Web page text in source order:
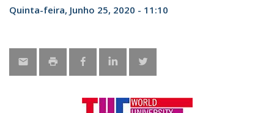
Quinta-feira, Junho 25, 2020 - 11:10